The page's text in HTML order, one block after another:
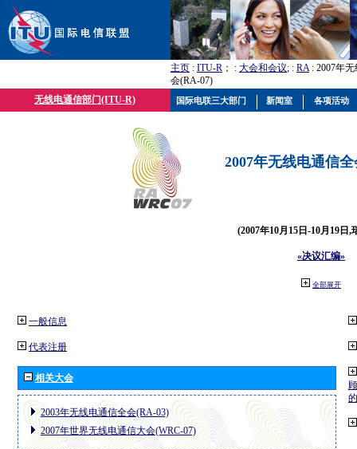
主页 : ITU-R ； : 大会和会议; : RA: 2007年
会(RA-07)
无线电通信部门(ITU-R)
2007年无线电通信
(2007年10月15日-10月19日,
«决议汇编»
全部展开
一般信息
代表注册
相关大会
2003年无线电通信全会(RA-03)
2007年世界无线电通信大会(WRC-07)
国际电联三大部门 新闻室 各项活动